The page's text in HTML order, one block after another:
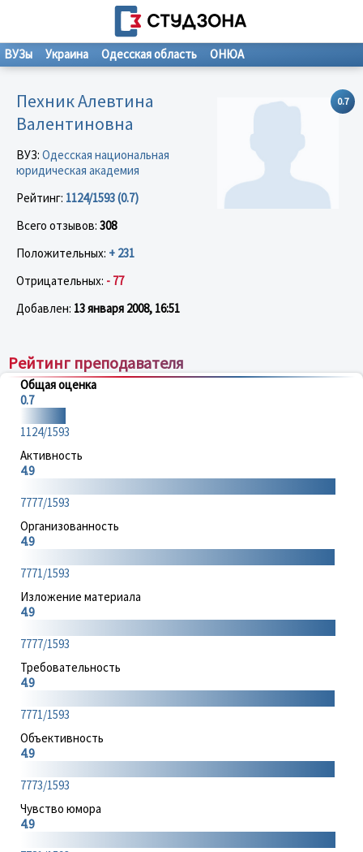
ВУЗы Украина Одесская область ОНЮА
0.7
Пехник Алевтина
Валентиновна
ВУЗ: Одесская национальная
юридическая академия
Рейтинг: 1124/1593 (0.7)
Всего отзывов: 308
Положительных: + 231
Отрицательных: - 77
Добавлен: 13 января 2008, 16:51
Рейтинг преподавателя
Общая оценка
0.7
1124/1593
Активность
4.9
7777/1593
Организованность
4.9
7771/1593
Изложение материала
4.9
7777/1593
Требовательность
4.9
7771/1593
Объективность
4.9
7773/1593
Чувство юмора
4.9